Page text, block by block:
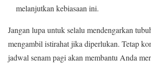
melanjutkan kebiasaan ini.
Jangan lupa untuk selalu mendengarkan
mengambil istirahat jika diperlukan. Tetap
jadwal senam pagi akan membantu Anda